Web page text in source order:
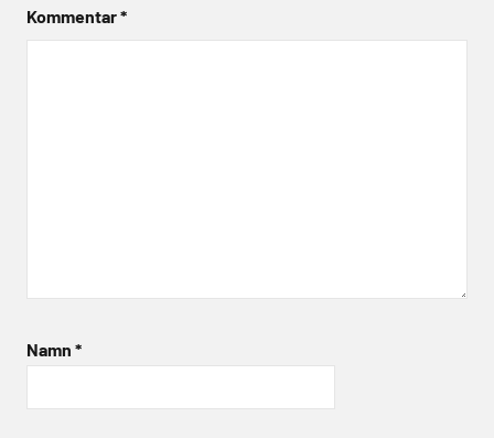
Kommentar*
Namn *